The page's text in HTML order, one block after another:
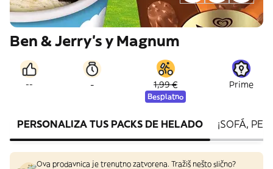
Ben & Jerry's y Magnum
-- - 1,99 €
Besplatno
Prime
PERSONALIZA TUS PACKS DE HELADO ¡SOFÁ,
Ova prodavnica je trenutno zatvorena. Tražiš nešto slično?